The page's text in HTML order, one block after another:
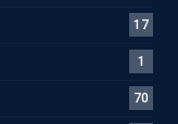
17
1
70